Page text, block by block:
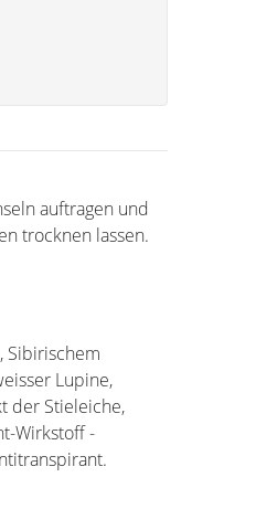
auftragen und
trocknen lassen.
Sibirischem
Lupine,
der Stieleiche,
Wirkstoff -